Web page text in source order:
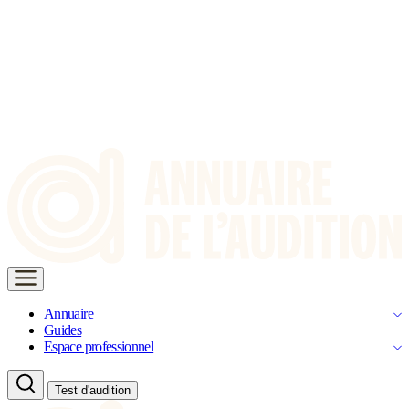
Annuaire
Guides
Espace professionnel
Test d'audition